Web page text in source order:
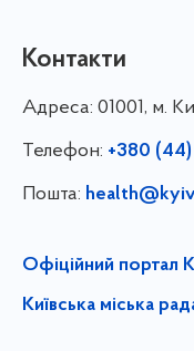
Контакти
Адреса: 01001, м.
Телефон: +380
Пошта:
Офіційний портал
Київська міська